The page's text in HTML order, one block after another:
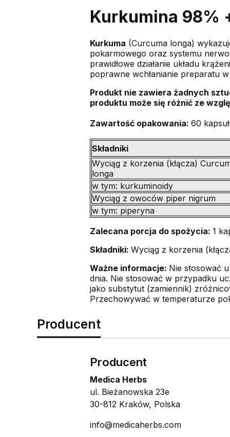
Kurkumina 98%
Kurkuma (Curcuma longa)
pokarmowego oraz systemu
prawidłowe działanie układu
poprawne wchłanianie preparatu
Produkt nie zawiera żadnych
produktu może się różnić ze
Zawartość opakowania: 60
Składniki
Wyciąg z korzenia (kłącza)
longa
w tym: kurkuminoidy
Wyciąg z owoców piper nigrum
w tym: piperyna
Zalecana porcja do spożycia: 1
Składniki: Wyciąg z korzenia
Ważne informacje: Nie stosować
dnia. Nie stosować w przypadku
jako substytut (zamiennik)
Przechowywać w temperaturze
Producent
Producent
Medica Herbs
ul. Bieżanowska 23e
30-812 Kraków, Polska
info@medicaherbs.com